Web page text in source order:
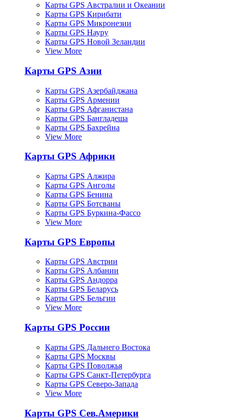
Карты GPS Австралии и Океании
Карты GPS Кирибати
Карты GPS Микронезии
Карты GPS Науру
Карты GPS Новой Зеландии
View More
Карты GPS Азии
Карты GPS Азербайджана
Карты GPS Армении
Карты GPS Афганистана
Карты GPS Бангладеша
Карты GPS Бахрейна
View More
Карты GPS Африки
Карты GPS Алжира
Карты GPS Анголы
Карты GPS Бенина
Карты GPS Ботсваны
Карты GPS Буркина-Фассо
View More
Карты GPS Европы
Карты GPS Австрии
Карты GPS Албании
Карты GPS Андорра
Карты GPS Беларусь
Карты GPS Бельгии
View More
Карты GPS России
Карты GPS Дальнего Востока
Карты GPS Москвы
Карты GPS Поволжья
Карты GPS Санкт-Петербурга
Карты GPS Северо-Запада
View More
Карты GPS Сев.Америки